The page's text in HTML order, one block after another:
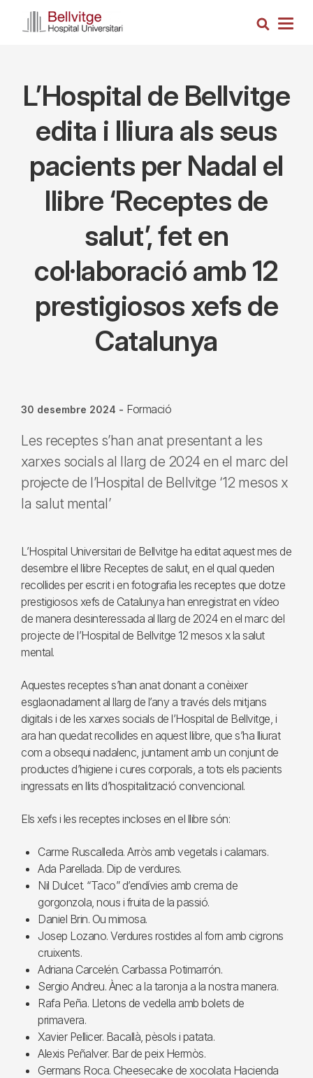
Cerca
L’Hospital de Bellvitge
edita i lliura als seus
pacients per Nadal el
llibre ‘Receptes de
salut’, fet en
col·laboració amb 12
prestigiosos xefs de
Catalunya
30 desembre 2024 - Formació
Les receptes s’han anat presentant a les
xarxes socials al llarg de 2024 en el marc del
projecte de l’Hospital de Bellvitge ‘12 mesos x
la salut mental’
L’Hospital Universitari de Bellvitge ha editat aquest mes de
desembre el llibre Receptes de salut, en el qual queden
recollides per escrit i en fotografia les receptes que dotze
prestigiosos xefs de Catalunya han enregistrat en vídeo
de manera desinteressada al llarg de 2024 en el marc del
projecte de l’Hospital de Bellvitge 12 mesos x la salut
mental.
Aquestes receptes s’han anat donant a conèixer
esglaonadament al llarg de l’any a través dels mitjans
digitals i de les xarxes socials de l’Hospital de Bellvitge, i
ara han quedat recollides en aquest llibre, que s’ha lliurat
com a obsequi nadalenc, juntament amb un conjunt de
productes d’higiene i cures corporals, a tots els pacients
ingressats en llits d’hospitalització convencional.
Els xefs i les receptes incloses en el llibre són:
Carme Ruscalleda. Arròs amb vegetals i calamars.
Ada Parellada. Dip de verdures.
Nil Dulcet. “Taco” d’endívies amb crema de
gorgonzola, nous i fruita de la passió.
Daniel Brin. Ou mimosa.
Josep Lozano. Verdures rostides al forn amb cigrons
cruixents.
Adriana Carcelén. Carbassa Potimarrón.
Sergio Andreu. Ànec a la taronja a la nostra manera.
Rafa Peña. Lletons de vedella amb bolets de
primavera.
Xavier Pellicer. Bacallà, pèsols i patata.
Alexis Peñalver. Bar de peix Hermòs.
Germans Roca. Cheesecake de xocolata Hacienda